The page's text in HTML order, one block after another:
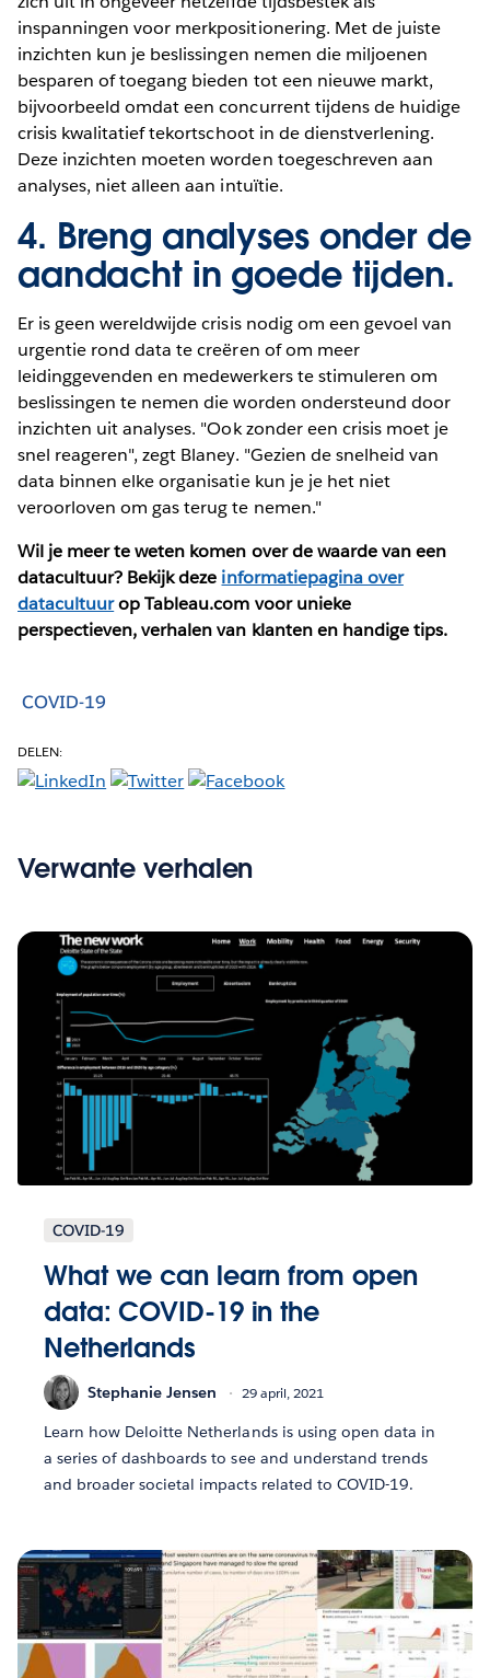
inspanningen voor merkpositionering. Met de juiste
inzichten kun je beslissingen nemen die miljoenen
besparen of toegang bieden tot een nieuwe markt,
bijvoorbeeld omdat een concurrent tijdens de huidige
crisis kwalitatief tekortschoot in de dienstverlening.
Deze inzichten moeten worden toegeschreven aan
analyses, niet alleen aan intuïtie.
4. Breng analyses onder de
aandacht in goede tijden.
Er is geen wereldwijde crisis nodig om een gevoel van
urgentie rond data te creëren of om meer
leidinggevenden en medewerkers te stimuleren om
beslissingen te nemen die worden ondersteund door
inzichten uit analyses. "Ook zonder een crisis moet je
snel reageren", zegt Blaney. "Gezien de snelheid van
data binnen elke organisatie kun je je het niet
veroorloven om gas terug te nemen."
Wil je meer te weten komen over de waarde van een
datacultuur? Bekijk deze informatiepagina over
datacultuurop Tableau.com voor unieke
perspectieven, verhalen van klanten en handige tips.
COVID-19
DELEN:
Verwante verhalen
COVID-19
What we can learn from open
data: COVID-19 in the
Netherlands
Stephanie Jensen 29 april, 2021
Learn how Deloitte Netherlands is using open data in
a series of dashboards to see and understand trends
and broader societal impacts related to COVID-19.